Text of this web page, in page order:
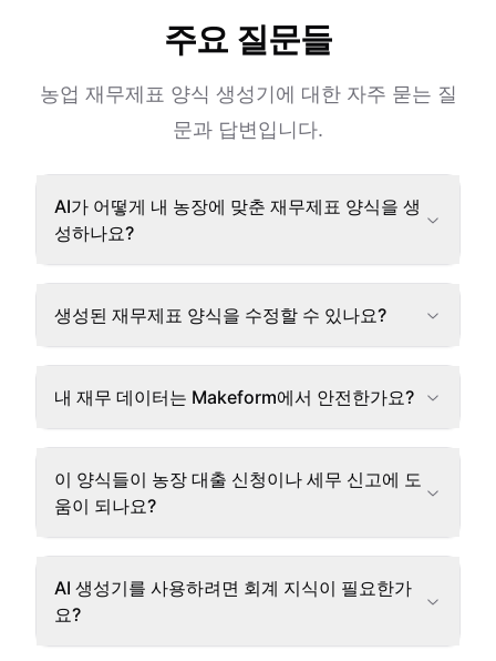
주요 질문들
농업 재무제표 양식 생성기에 대한 자주 묻는 질
문과 답변입니다.
AI가 어떻게 내 농장에 맞춘 재무제표 양식을 생
성하나요?
생성된 재무제표 양식을 수정할 수 있나요?
내 재무 데이터는 Makeform에서 안전한가요?
이 양식들이 농장 대출 신청이나 세무 신고에 도
움이 되나요?
AI 생성기를 사용하려면 회계 지식이 필요한가
요?